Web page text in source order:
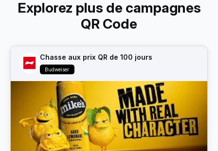
Explorez plus de campagnes
QR Code
Chasse aux prix QR de 100 jours
Budweiser